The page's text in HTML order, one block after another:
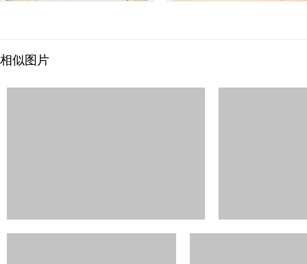
相似图片